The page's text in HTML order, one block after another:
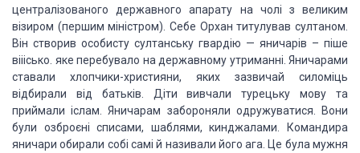
централізованого державного апарату на чолі з великим
візиром (першим міністром). Себе Орхан титулував султаном.
Він створив особисту султанську гвардію — яничарів – піше
вііісько. яке перебувало на державному утриманні. Яничарами
ставали хлопчики-християни, яких зазвичай силоміць
відбирали від батьків. Діти вивчали турецьку мову та
приймали іслам. Яничарам забороняли одружуватися. Вони
були озброєні списами, шаблями, кинджалами. Командира
яничари обирали собі самі й називали його ага. Це була мужня